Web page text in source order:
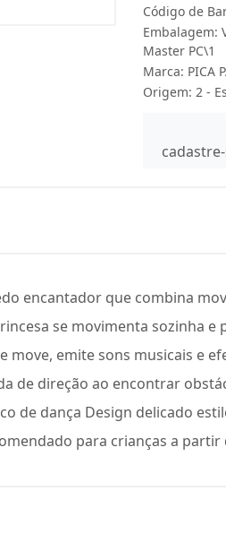
Código de
Embalagem:
Master PC\1
Marca: PICA
Origem: 2 -
encantador que combina
se movimenta sozinha
move, emite sons musicais e
de direção ao encontrar
de dança Design delicado
para crianças a partir